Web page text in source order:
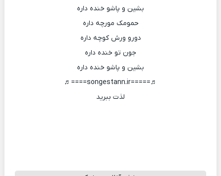
بشین و پاشو خنده داره
حمومک مورچه داره
دورو ورش کوچه داره
جون تو خنده داره
بشین و پاشو خنده داره
♬=====songestann.ir====♬
لذت ببرید